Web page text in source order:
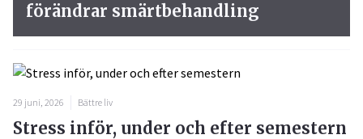
29 juni, 2026 Bättre liv
Stress inför, under och efter semestern
förändrar smärtbehandling